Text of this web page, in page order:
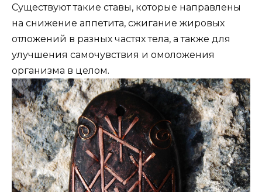
Существуют такие ставы, которые направлены
на снижение аппетита, сжигание жировых
отложений в разных частях тела, а также для
улучшения самочувствия и омоложения
организма в целом.